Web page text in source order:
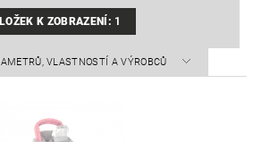
K ZOBRAZENÍ: 1
VLASTNOSTÍ A VÝROBCŮ